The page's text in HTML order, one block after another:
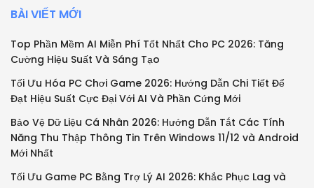
BÀI VIẾT MỚI
Top Phần Mềm AI Miễn Phí Tốt Nhất Cho PC 2026: Tăng
Cường Hiệu Suất Và Sáng Tạo
Tối Ưu Hóa PC Chơi Game 2026: Hướng Dẫn Chi Tiết Để
Đạt Hiệu Suất Cực Đại Với AI Và Phần Cứng Mới
Bảo Vệ Dữ Liệu Cá Nhân 2026: Hướng Dẫn Tắt Các Tính
Năng Thu Thập Thông Tin Trên Windows 11/12 và Android
Mới Nhất
Tối Ưu Game PC Bằng Trợ Lý AI 2026: Khắc Phục Lag và